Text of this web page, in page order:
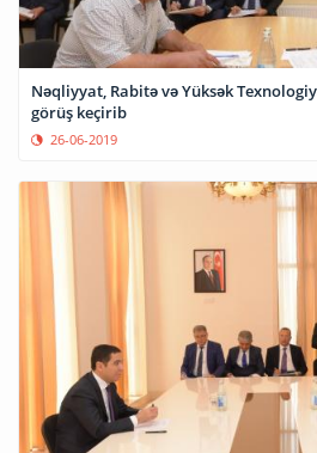
Nəqliyyat, Rabitə və Yüksək
görüş keçirib
26-06-2019